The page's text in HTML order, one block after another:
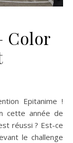
Color
cette année de
réussi ? Est-ce
le challenge